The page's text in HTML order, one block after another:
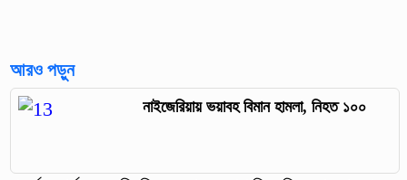
আরও পড়ুন
নাইজেরিয়ায় ভয়াবহ বিমান হামলা, নিহত ১০০